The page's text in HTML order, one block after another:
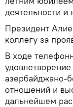
деятельности и
Президент
коллегу за
В ходе
азербайджано-
отношений и
дальнейшем